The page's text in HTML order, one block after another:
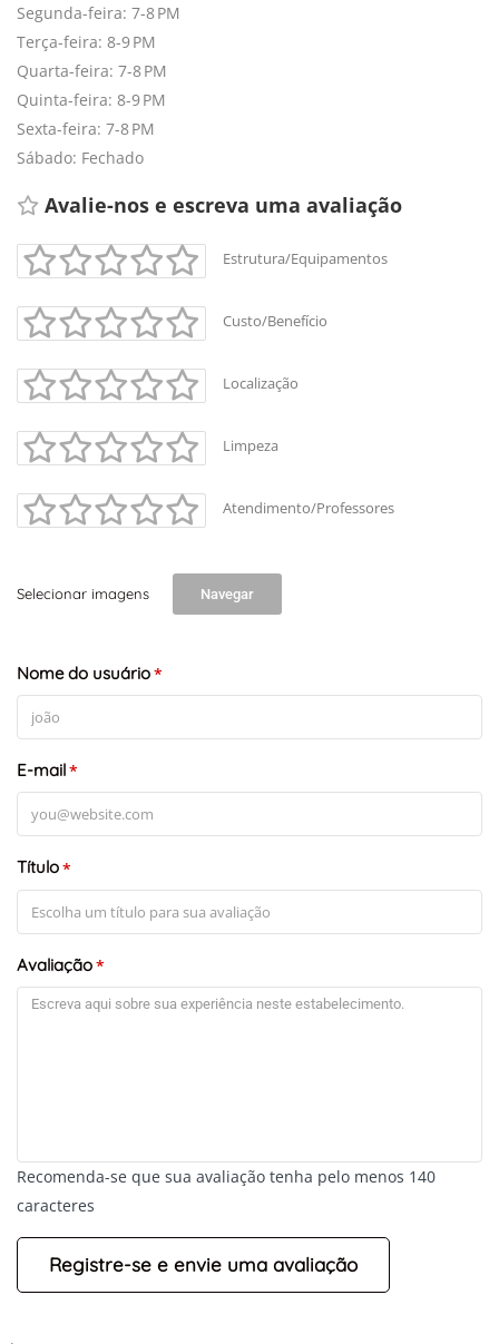
+-
Leaflet
Segunda-feira: 7-8 PM
Terça-feira: 8-9 PM
Quarta-feira: 7-8 PM
Quinta-feira: 8-9 PM
Sexta-feira: 7-8 PM
Sábado: Fechado
Avalie-nos e escreva uma avaliação
Estrutura/Equipamentos
Custo/Benefício
Localização
Limpeza
Atendimento/Professores
Selecionar imagens Navegar
Nome do usuário*
E-mail*
Título*
Avaliação*
Recomenda-se que sua avaliação tenha pelo menos 140
caracteres